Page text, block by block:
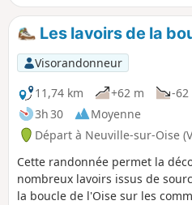
Cergy puis poursuivez votre
bordant le parc. Le retour
l'autre côté de l'Oise sur un
étroit.
Les lavoirs de la
Visorandonneur
11,74 km
+62 m
-62
3h 30
Moyenne
Départ à Neuville-sur-Oise
Cette randonnée permet la
nombreux lavoirs issus de
la boucle de l'Oise sur les